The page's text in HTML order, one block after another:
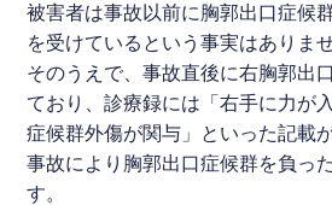
被害者は事故以前に胸郭出口症候
を受けているという事実はありま
そのうえで、事故直後に右胸郭出
ており、診療録には「右手に力が
症候群外傷が関与」といった記載
事故により胸郭出口症候群を負っ
す。